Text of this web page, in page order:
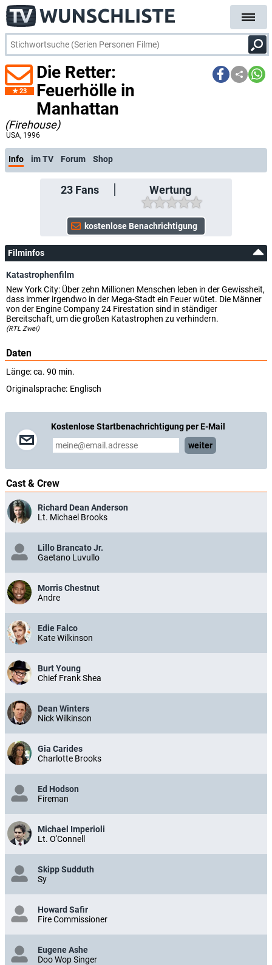
23
Die Retter:
Feuerhölle in
Manhattan
(Firehouse)
USA, 1996
Info im TV Forum Shop
23Fans Wertung
Filminfos
Katastrophenfilm
New York City: Über zehn Millionen Menschen leben in der Gewissheit,
dass immer irgendwo in der Mega-Stadt ein Feuer wütet. Die Männer
von der Engine Company 24 Firestation sind in ständiger
Bereitschaft, um die großen Katastrophen zu verhindern.
(RTL Zwei)
Daten
Länge: ca. 90 min.
Originalsprache: Englisch
Kostenlose Startbenachrichtigung per E-Mail
weiter
Cast & Crew
Richard Dean Anderson
Lt. Michael Brooks
Lillo Brancato Jr.
Gaetano Luvullo
Morris Chestnut
Andre
Edie Falco
Kate Wilkinson
Burt Young
Chief Frank Shea
Dean Winters
Nick Wilkinson
Gia Carides
Charlotte Brooks
Ed Hodson
Fireman
Michael Imperioli
Lt. O'Connell
Skipp Sudduth
Sy
Howard Safir
Fire Commissioner
Eugene Ashe
Doo Wop Singer